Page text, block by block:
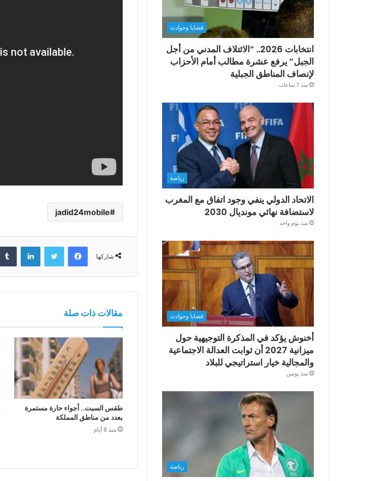
jadid24mobile
شاركها
فيسبوك تويتر لينكدإن
مقالات ذات صلة
طقس السبت.. أجواء حارة مستمرة
بعدد من مناطق المملكة
منذ 6 أيام
قضايا وحوادث
انتخابات 2026.. “الائتلاف المدني من أجل
الجبل” يرفع عشرة مطالب أمام الأحزاب
لإنصاف المناطق الجبلية
منذ 7 ساعات
رياضة
الاتحاد الدولي ينفي وجود اتفاق مع المغرب
لاستضافة نهائي مونديال 2030
منذ يوم واحد
قضايا وحوادث
أخنوش يؤكد في المذكرة التوجيهية حول
ميزانية 2027 أن ثوابت العدالة الاجتماعية
والمجالية خيار استراتيجي للبلاد
منذ يومين
رياضة